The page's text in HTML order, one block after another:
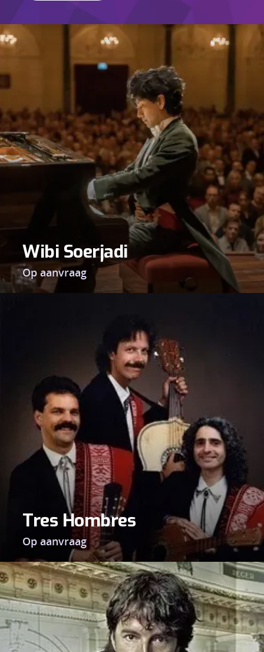
Wibi Soerjadi
Op aanvraag
Tres Hombres
Op aanvraag